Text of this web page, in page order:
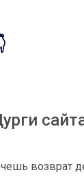
возврат